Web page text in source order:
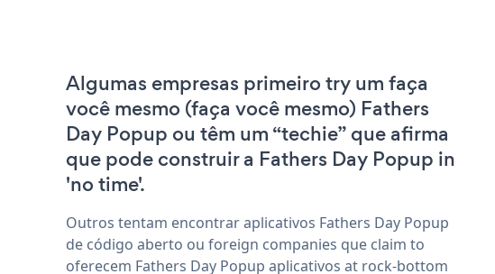
Algumas empresas primeiro try um faça
você mesmo (faça você mesmo) Fathers
Day Popup ou têm um “techie” que afirma
que pode construir a Fathers Day Popup in
'no time'.
Outros tentam encontrar aplicativos Fathers Day Popup
de código aberto ou foreign companies que claim to
oferecem Fathers Day Popup aplicativos at rock-bottom